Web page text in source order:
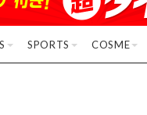
SPORTS COSME